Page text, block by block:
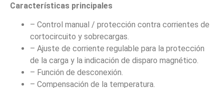
Características principales
– Control manual / protección contra corrientes de
cortocircuito y sobrecargas.
– Ajuste de corriente regulable para la protección
de la carga y la indicación de disparo magnético.
– Función de desconexión.
– Compensación de la temperatura.